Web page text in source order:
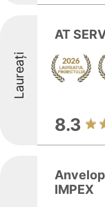
Laureați
AT
8.3
IMPEX